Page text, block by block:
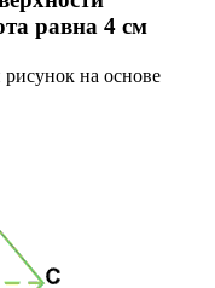
равна 4 см
на основе